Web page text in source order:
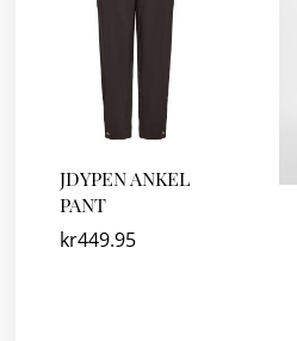
JDYPEN ANKEL
PANT
kr449.95